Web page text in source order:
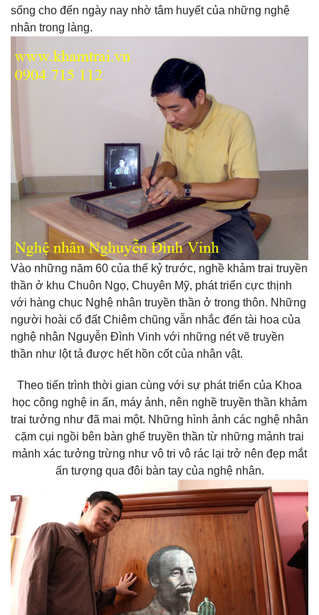
sống cho đến ngày nay nhờ tâm huyết của những nghệ
nhân trong làng.
Vào những năm 60 của thế kỷ trước, nghề khảm trai truyền
thần ở khu Chuôn Ngọ, Chuyên Mỹ, phát triển cực thịnh
với hàng chục Nghệ nhân truyền thần ở trong thôn. Những
người hoài cổ đất Chiêm chũng vẫn nhắc đến tài hoa của
nghệ nhân Nguyễn Đình Vinh với những nét vẽ truyền
thần như lột tả được hết hồn cốt của nhân vật.
Theo tiến trình thời gian cùng với sự phát triển của Khoa
học công nghệ in ấn, máy ảnh, nên nghề truyền thần khảm
trai tưởng như đã mai một. Những hình ảnh các nghệ nhân
cặm cụi ngồi bên bàn ghế truyền thần từ những mảnh trai
mảnh xác tưởng trừng như vô tri vô rác lại trở nên đẹp mắt
ấn tượng qua đôi bàn tay của nghệ nhân.